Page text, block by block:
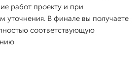
работ проекту и при
уточнения. В финале вы получаете
соответствующую